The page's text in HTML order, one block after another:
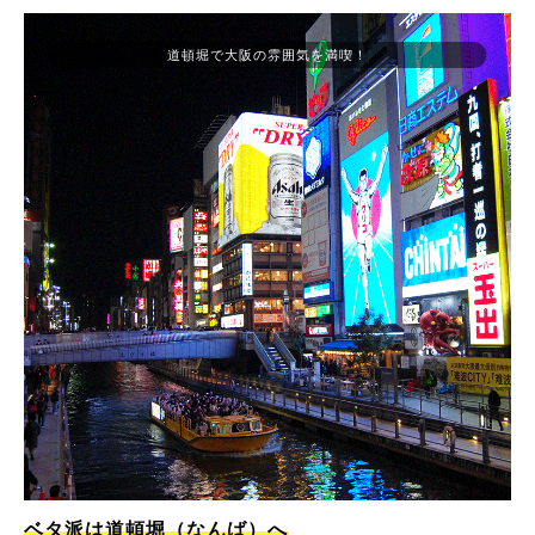
道頓堀で大阪の雰囲気を満喫！
ベタ派は道頓堀（なんば）へ